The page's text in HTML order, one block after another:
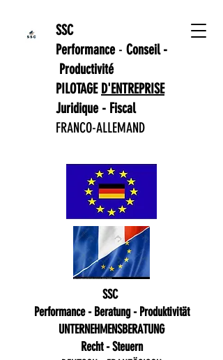
SSC
Performance- Conseil -
Productivité
PILOTAGE D'ENTREPRISE
Juridique - Fiscal
FRANCO-ALLEMAND
SSC
Performance - Beratung - Produktivität
UNTERNEHMENSBERATUNG
Recht - Steuern